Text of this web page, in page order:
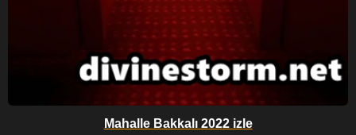
Mahalle Bakkalı 2022 izle